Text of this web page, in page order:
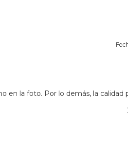
en la foto. Por lo demás, la calidad